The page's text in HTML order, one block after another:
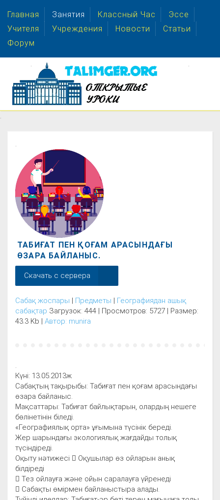
Главная Занятия Классный Час
Эссе
Учителя
Учреждения Новости
Статьи
Форум
.
.
ТАБИҒАТ ПЕН ҚОҒАМ АРАСЫНДАҒЫ
ӨЗАРА БАЙЛАНЫС.
Скачать с сервера
Сабақ жоспары | Предметы | Географиядан ашық
сабақтар Загрузок: 444 | Просмотров: 5727 | Размер:
43.3 Kb | Автор: munira
Күні: 13.05.2013ж
Сабақтың тақырыбы: Табиғат пен қоғам арасындағы
өзара байланыс.
Мақсаттары: Табиғат байлықтарын, олардың нешеге
бөлінетінін біледі.
«Географиялық орта» ұғымына түсінік береді.
Жер шарындағы экологиялық жағдайды толық
түсіндіреді.
Оқыту нәтижесі  Оқушылар өз ойларын анық
білдіреді
 Тез ойлауға және ойын саралауға үйренеді
 Сабақты өмірмен байланыстыра алады.
. .